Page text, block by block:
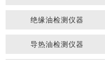
绝缘油检测仪器
导热油检测仪器